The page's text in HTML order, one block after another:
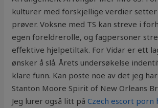
kulturer med forskjellige verdier
prøver. Voksne med TS kan streve i
egen foreldrerolle, og fagpersoner
effektive hjelpetiltak. For Vidar er ett
ønsker å slå. Årets undersøkelse
klare funn. Kan poste noe av det jeg
Stanton Moore Spirit of New Orleans
Jeg lurer også litt påCzech escort porn